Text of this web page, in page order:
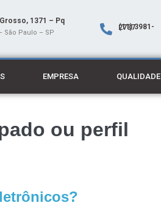
1371 – Pq
São Paulo – SP
(11) 3981-2737
EMPRESA QUALIDADE
ou perfil